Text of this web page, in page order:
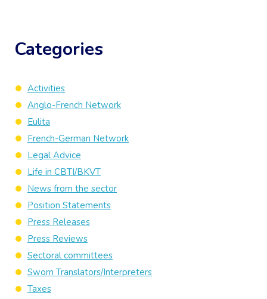
Categories
Activities
Anglo-French Network
Eulita
French-German Network
Legal Advice
Life in CBTI/BKVT
News from the sector
Position Statements
Press Releases
Press Reviews
Sectoral committees
Sworn Translators/Interpreters
Taxes